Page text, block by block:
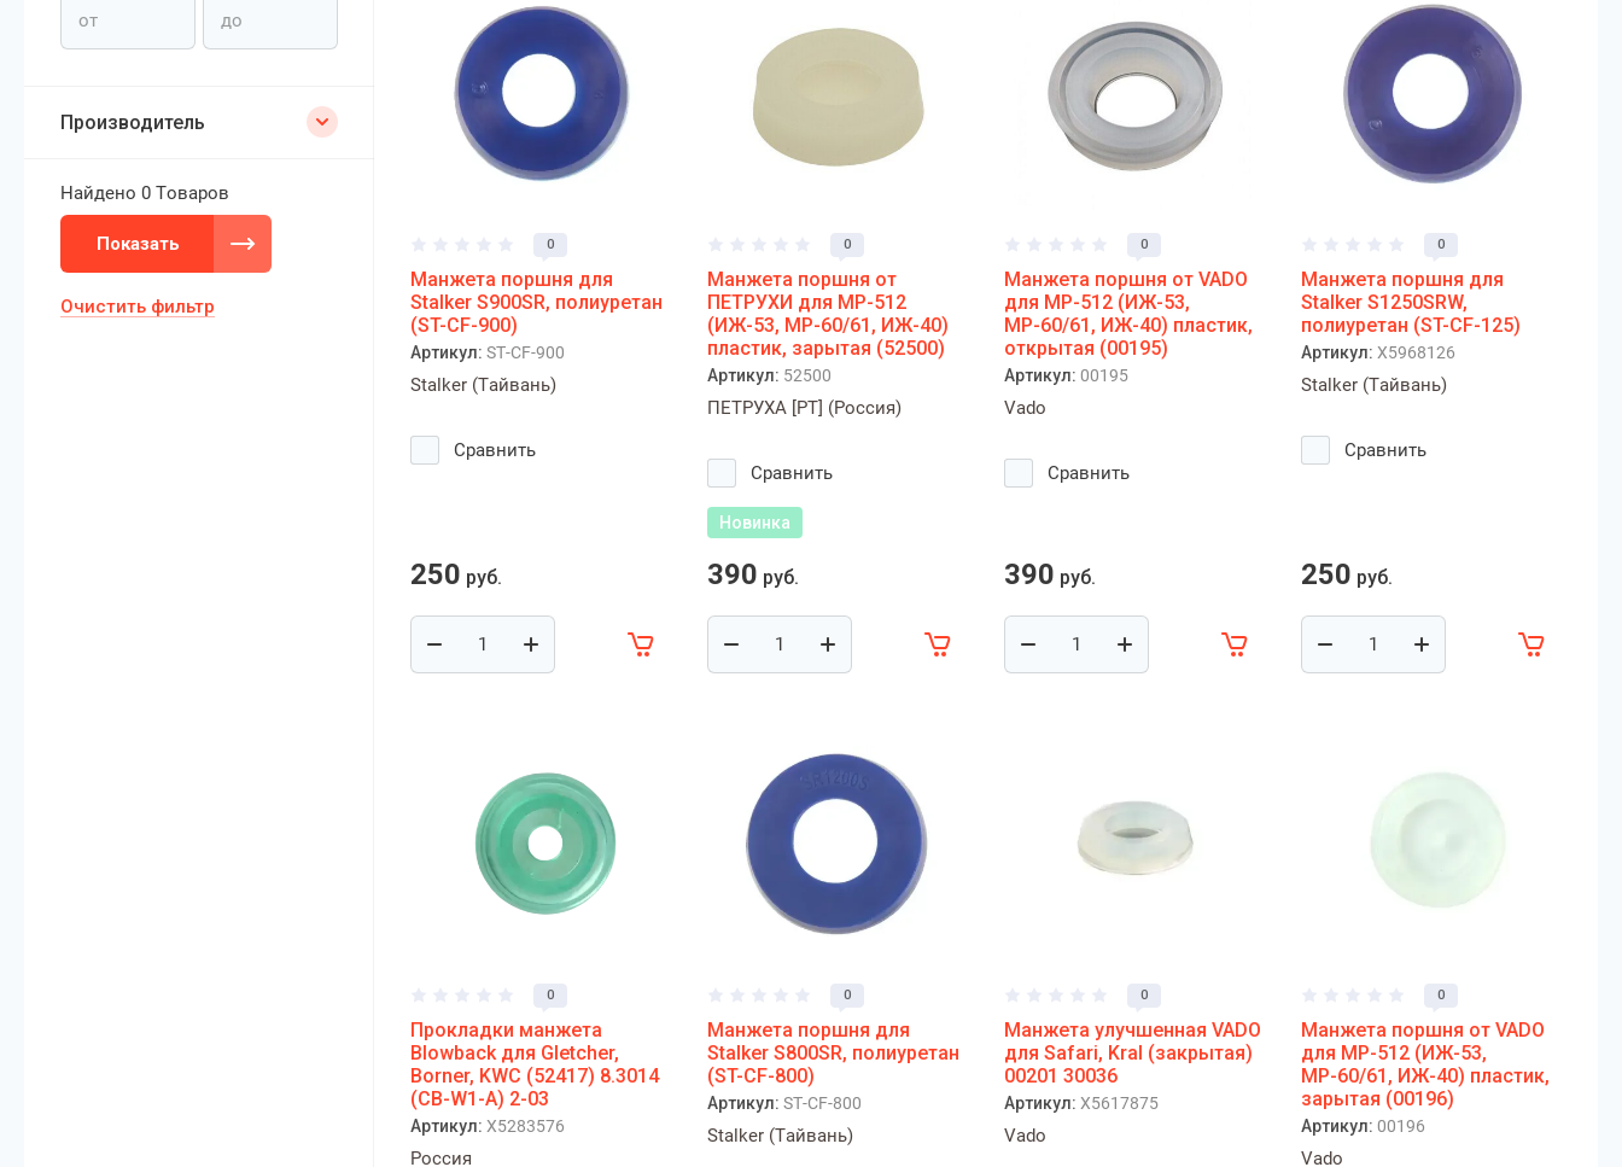
Производитель
Найдено 0 Товаров
Показать
Очистить фильтр
0
Манжета поршня для
Stalker S900SR, полиуретан
(ST-CF-900)
Артикул: ST-CF-900
Stalker (Тайвань)
Сравнить
250 руб.
0
Манжета поршня от
ПЕТРУХИ для МР-512
(ИЖ-53, МР-60/61, ИЖ-40)
пластик, зарытая (52500)
Артикул: 52500
ПЕТРУХА [PT] (Россия)
Сравнить
Новинка
390 руб.
0
Манжета поршня от VADO
для МР-512 (ИЖ-53,
МР-60/61, ИЖ-40) пластик,
открытая (00195)
Артикул: 00195
Vado
Сравнить
390 руб.
0
Манжета поршня для
Stalker S1250SRW,
полиуретан (ST-CF-125)
Артикул: X5968126
Stalker (Тайвань)
Сравнить
250 руб.
0
Прокладки манжета
Blowback для Gletcher,
Borner, KWC (52417) 8.3014
(CB-W1-A) 2-03
Артикул: X5283576
Россия
0
Манжета поршня для
Stalker S800SR, полиуретан
(ST-CF-800)
Артикул: ST-CF-800
Stalker (Тайвань)
0
Манжета улучшенная VADO
для Safari, Kral (закрытая)
00201 30036
Артикул: X5617875
Vado
0
Манжета поршня от VADO
для МР-512 (ИЖ-53,
МР-60/61, ИЖ-40) пластик,
зарытая (00196)
Артикул: 00196
Vado